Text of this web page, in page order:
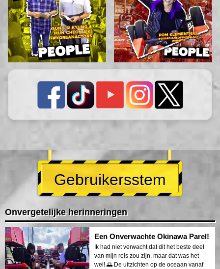
Gebruikersstem
Onvergetelijke herinneringen
Een Onverwachte Okinawa Parel!
Ik had niet verwacht dat dit het beste deel
van mijn reis zou zijn, maar dat was het
wel! 🌅 De uitzichten op de oceaan vanaf